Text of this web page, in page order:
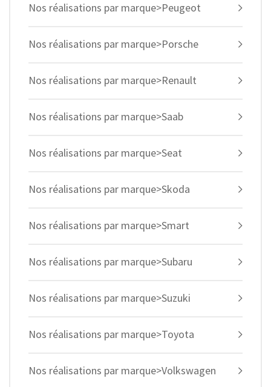
Nos réalisations par marque>Peugeot
Nos réalisations par marque>Porsche
Nos réalisations par marque>Renault
Nos réalisations par marque>Saab
Nos réalisations par marque>Seat
Nos réalisations par marque>Skoda
Nos réalisations par marque>Smart
Nos réalisations par marque>Subaru
Nos réalisations par marque>Suzuki
Nos réalisations par marque>Toyota
Nos réalisations par marque>Volkswagen